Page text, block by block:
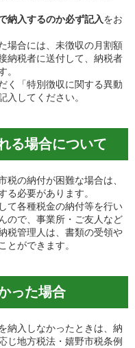
納入するのか必ず記入をお
場合には、未徴収の月割額
納税者に送付して、納税者
。
く「特別徴収に関する異動
入してください。
る場合について
税の納付が困難な場合は、
る必要があります。
て各種税金の納付等を行い
ので、事業所・ご友人など
税管理人は、書類の受領や
とができます。
った場合
納入しなかったときは、納
じ地方税法・嬉野市税条例